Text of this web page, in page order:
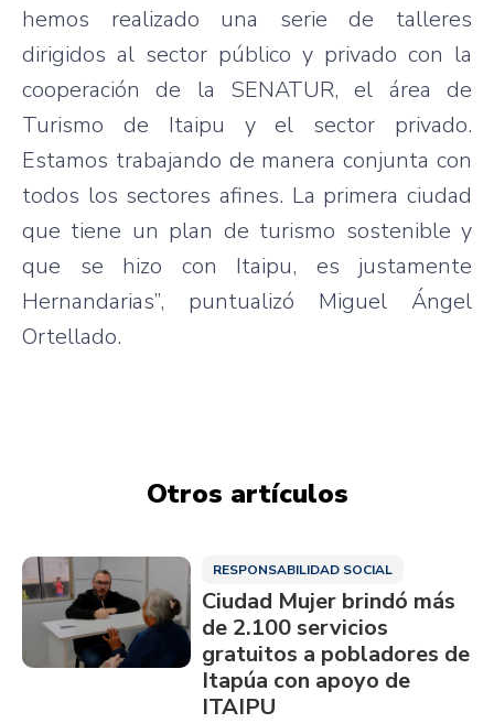
hemos
realizado una serie de talleres
dirigidos al sector público y privado con la
cooperación de la SENATUR, el área de
Turismo de Itaipu y el sector privado.
Estamos trabajando de manera conjunta con
todos los sectores afines. La primera ciudad
que tiene un plan de turismo sostenible y
que se hizo con Itaipu, es
justamente
Hernandarias”, puntualizó Miguel Ángel
Ortellado.
Otros artículos
RESPONSABILIDAD SOCIAL
Ciudad Mujer brindó más
de 2.100 servicios
gratuitos a pobladores de
Itapúa con apoyo de
ITAIPU